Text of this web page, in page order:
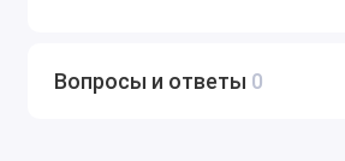
Вопросы и ответы 0